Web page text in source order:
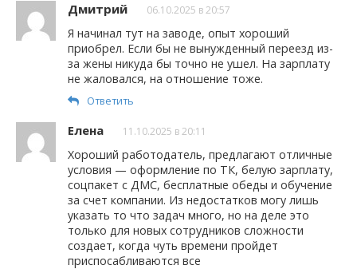
Дмитрий 06.10.2025 в 20:57
Я начинал тут на заводе, опыт хороший
приобрел. Если бы не вынужденный переезд из-
за жены никуда бы точно не ушел. На зарплату
не жаловался, на отношение тоже.
Ответить
Елена 11.10.2025 в 20:11
Хороший работодатель, предлагают отличные
условия — оформление по ТК, белую зарплату,
соцпакет с ДМС, бесплатные обеды и обучение
за счет компании. Из недостатков могу лишь
указать то что задач много, но на деле это
только для новых сотрудников сложности
создает, когда чуть времени пройдет
приспосабливаются все